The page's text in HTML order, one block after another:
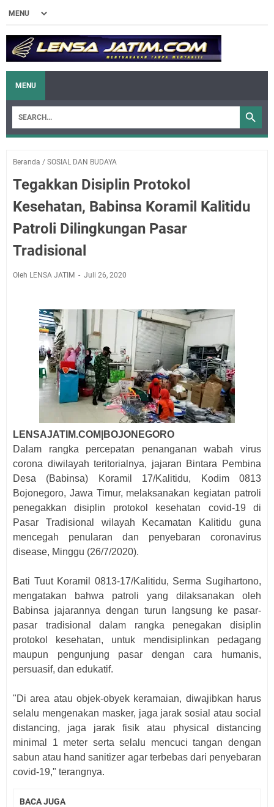
MENU
Beranda / SOSIAL DAN BUDAYA
Tegakkan Disiplin Protokol
Kesehatan, Babinsa Koramil Kalitidu
Patroli Dilingkungan Pasar
Tradisional
Oleh LENSA JATIM Juli 26, 2020
LENSAJATIM.COM|BOJONEGORO
Dalam rangka percepatan penanganan wabah virus
corona diwilayah teritorialnya, jajaran Bintara Pembina
Desa (Babinsa) Koramil 17/Kalitidu, Kodim 0813
Bojonegoro, Jawa Timur, melaksanakan kegiatan patroli
penegakkan disiplin protokol kesehatan covid-19 di
Pasar Tradisional wilayah Kecamatan Kalitidu guna
mencegah penularan dan penyebaran coronavirus
disease, Minggu (26/7/2020).
Bati Tuut Koramil 0813-17/Kalitidu, Serma Sugihartono,
mengatakan bahwa patroli yang dilaksanakan oleh
Babinsa jajarannya dengan turun langsung ke pasar-
pasar tradisional dalam rangka penegakan disiplin
protokol kesehatan, untuk mendisiplinkan pedagang
maupun pengunjung pasar dengan cara humanis,
persuasif, dan edukatif.
"Di area atau objek-obyek keramaian, diwajibkan harus
selalu mengenakan masker, jaga jarak sosial atau social
distancing, jaga jarak fisik atau physical distancing
minimal 1 meter serta selalu mencuci tangan dengan
sabun atau hand sanitizer agar terbebas dari penyebaran
covid-19," terangnya.
BACA JUGA